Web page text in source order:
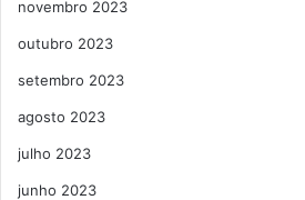
novembro 2023
outubro 2023
setembro 2023
agosto 2023
julho 2023
junho 2023